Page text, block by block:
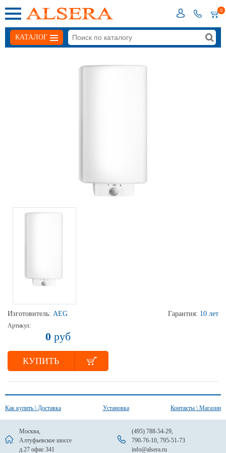
0
КАТАЛОГ
Изготовитель: AEG Гарантия: 10 лет
Артикул:
0 руб
КУПИТЬ
Как купить \ Доставка Установка Контакты \ Магазин
Москва,
Алтуфьевское шоссе
д.27 офис 341
(495) 788-54-29,
790-76-10, 795-51-73
info@alsera.ru